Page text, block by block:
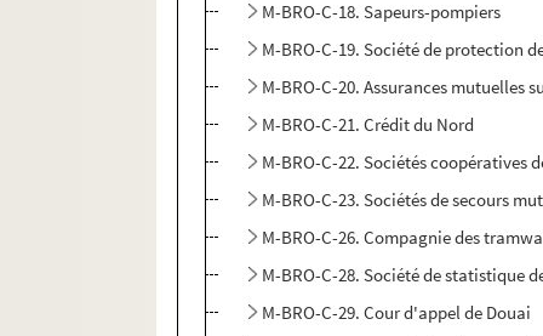
M-BRO-C-18. Sapeurs-pompiers
M-BRO-C-19. Société de protection
M-BRO-C-20. Assurances mutuelles
M-BRO-C-21. Crédit du Nord
M-BRO-C-22. Sociétés coopératives
M-BRO-C-23. Sociétés de secours
M-BRO-C-26. Compagnie des
M-BRO-C-28. Société de statistique
M-BRO-C-29. Cour d'appel de Douai